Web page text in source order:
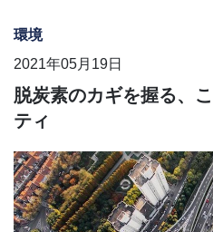
環境
2021年05月19日
脱炭素のカギを握る、
ティ